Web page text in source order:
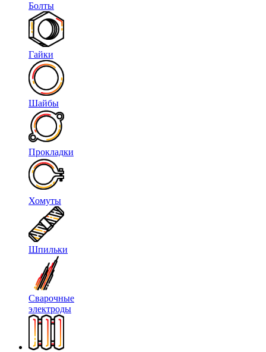
Болты
Гайки
Шайбы
Прокладки
Хомуты
Шпильки
Сварочные
электроды